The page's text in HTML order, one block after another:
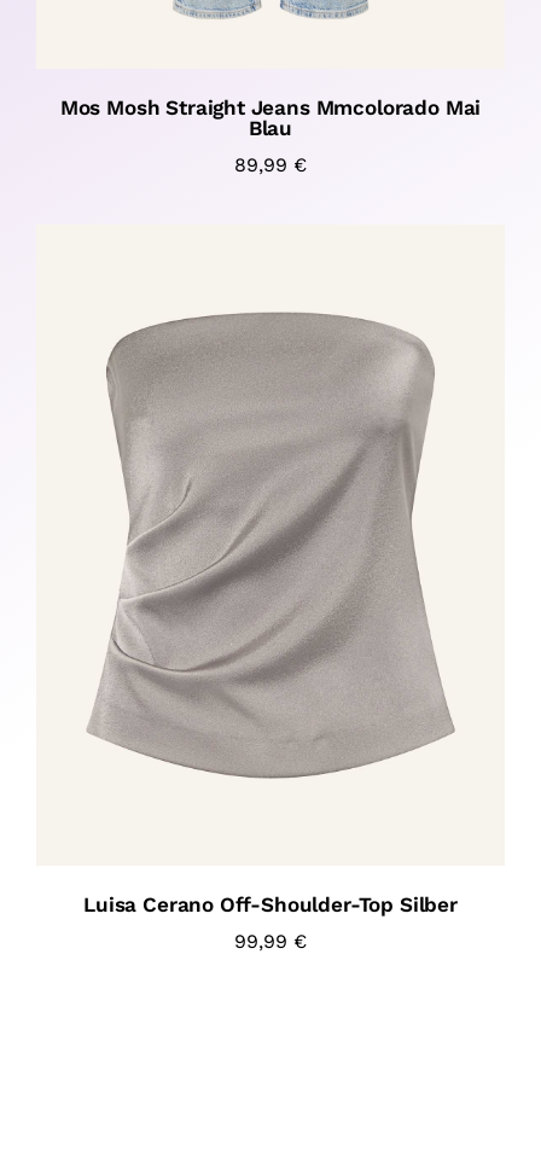
Mos Mosh Straight Jeans Mmcolorado Mai
Blau
89,99 €
Luisa Cerano Off-Shoulder-Top Silber
99,99 €